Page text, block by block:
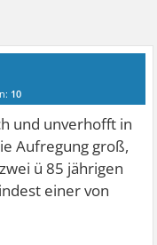
10
und unverhofft in
Aufregung groß,
ü 85 jährigen
einer von